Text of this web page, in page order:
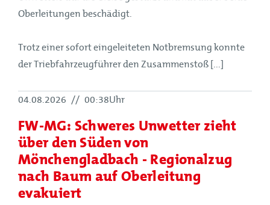
Oberleitungen beschädigt.
Trotz einer sofort eingeleiteten Notbremsung konnte
der Triebfahrzeugführer den Zusammenstoß [...]
04.08.2026 // 00:38Uhr
FW-MG: Schweres Unwetter zieht
über den Süden von
Mönchengladbach - Regionalzug
nach Baum auf Oberleitung
evakuiert